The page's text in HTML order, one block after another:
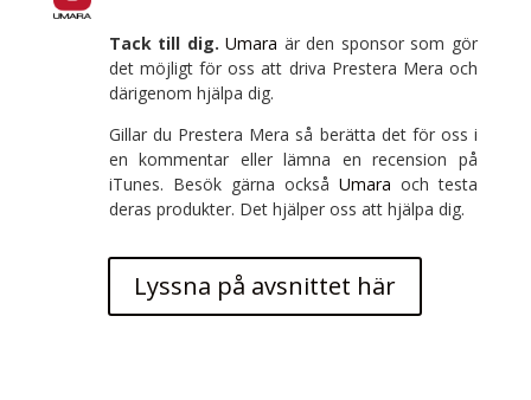
Tack till dig. Umara är den sponsor som gör
det möjligt för oss att driva Prestera Mera och
därigenom hjälpa dig.
Gillar du Prestera Mera så berätta det för oss i
en kommentar eller lämna en recension på
iTunes. Besök gärna också Umara och testa
deras produkter. Det hjälper oss att hjälpa dig.
Lyssna på avsnittet här